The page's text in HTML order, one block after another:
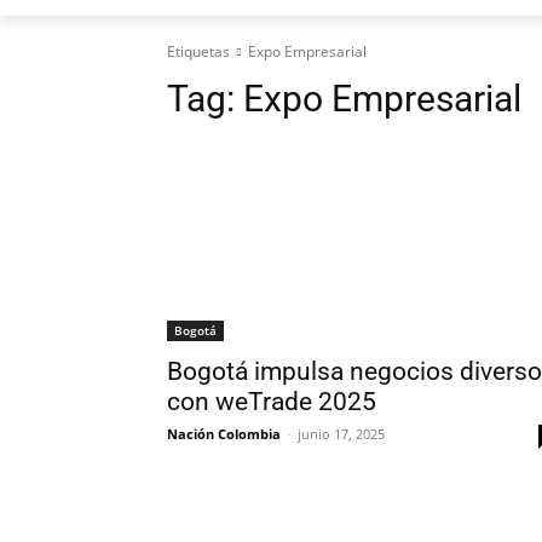
Etiquetas Expo Empresarial
Tag: Expo Empresarial
Bogotá
Bogotá impulsa negocios
con weTrade 2025
Nación Colombia - junio 17, 2025